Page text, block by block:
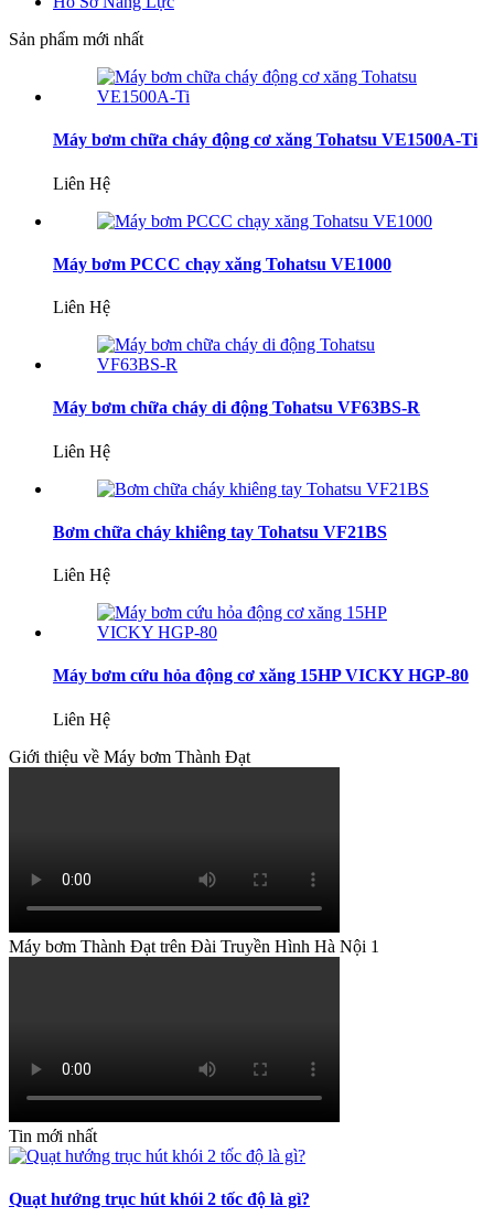
Sản phẩm mới nhất
Máy bơm chữa cháy động cơ xăng Tohatsu VE1500A-Ti
Liên Hệ
Máy bơm PCCC chạy xăng Tohatsu VE1000
Liên Hệ
Máy bơm chữa cháy di động Tohatsu VF63BS-R
Liên Hệ
Bơm chữa cháy khiêng tay Tohatsu VF21BS
Liên Hệ
Máy bơm cứu hỏa động cơ xăng 15HP VICKY HGP-80
Liên Hệ
Giới thiệu về Máy bơm Thành Đạt
Máy bơm Thành Đạt trên Đài Truyền Hình Hà Nội 1
Tin mới nhất
Quạt hướng trục hút khói 2 tốc độ là gì?